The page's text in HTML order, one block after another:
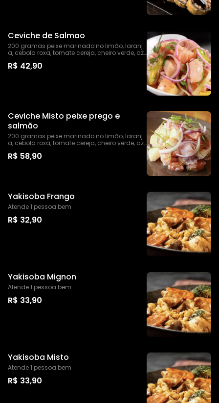
Ceviche de Salmao
200 gramas peixe marinado no limão, laranj
a, cebola roxa, tomate cereja, cheiro verde, az
R$ 42,90
Ceviche Misto peixe prego e
salmão
200 gramas peixe marinado no limão, laranj
a, cebola roxa, tomate cereja, cheiro verde, az
R$ 58,90
Yakisoba Frango
Atende 1 pessoa bem
R$ 32,90
Yakisoba Mignon
Atende 1 pessoa bem
R$ 33,90
Yakisoba Misto
Atende 1 pessoa bem
R$ 33,90